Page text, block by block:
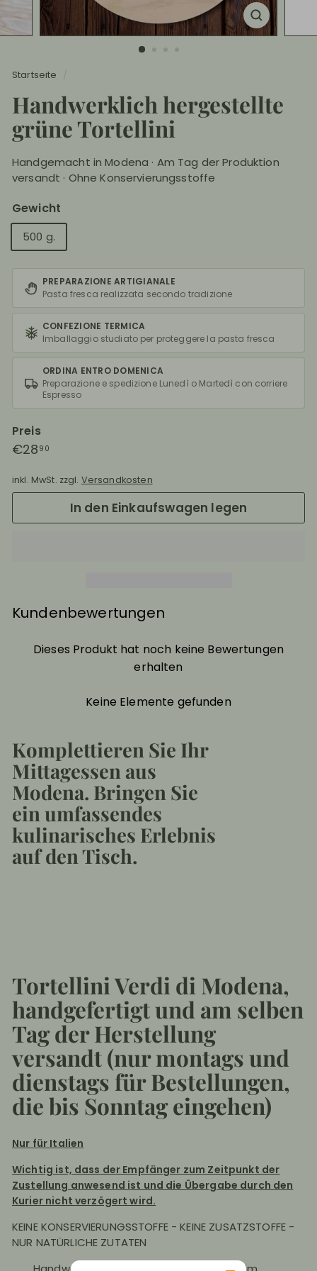
e
Startseite
Handwerklich hergestellte
grüne Tortellini
Handgemacht in Modena · Am Tag der Produktion
versandt · Ohne Konservierungsstoffe
Gewicht
500 g.
PREPARAZIONE ARTIGIANALE
Pasta fresca realizzata secondo tradizione
CONFEZIONE TERMICA
Imballaggio studiato per proteggere la pasta fresca
ORDINA ENTRO DOMENICA
Preparazione e spedizione Lunedì o Martedì con corriere
Espresso
Preis
Normaler
€28 90€28,90
inkl. MwSt. zzgl. Versandkosten
In den Einkaufswagen legen
Kundenbewertungen
Dieses Produkt hat noch keine Bewertungen
erhalten
Keine Elemente gefunden
Komplettieren Sie Ihr
Mittagessen aus
Modena. Bringen Sie
ein umfassendes
kulinarisches Erlebnis
auf den Tisch.
Tortellini Verdi di Modena,
handgefertigt und am selben
Tag der Herstellung
versandt(nur montags und
dienstags für Bestellungen,
die bis Sonntag eingehen)
Nur für Italien
Wichtig ist, dass der Empfänger zum Zeitpunkt der
Zustellung anwesend ist und die Übergabe durch den
Kurier nicht verzögert wird.
KEINE KONSERVIERUNGSSTOFFE - KEINE ZUSATZSTOFFE -
NUR NATÜRLICHE ZUTATEN